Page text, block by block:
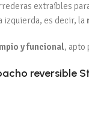
extraíbles
izquierda, es decir, la
y funcional, apto
reversible